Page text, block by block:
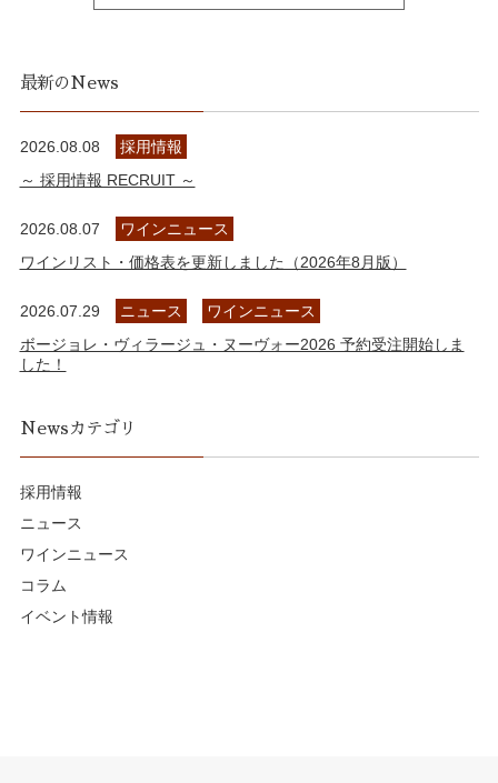
最新のNews
2026.08.08
採用情報
～ 採用情報 RECRUIT ～
2026.08.07
ワインニュース
ワインリスト・価格表を更新しました（2026年8月版）
2026.07.29 ニュース
ワインニュース
ボージョレ・ヴィラージュ・ヌーヴォー2026 予約受注開始しま
した！
Newsカテゴリ
採用情報
ニュース
ワインニュース
コラム
イベント情報